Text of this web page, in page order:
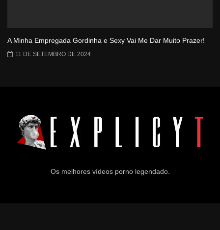
A Minha Empregada Gordinha e Sexy Vai Me Dar Muito Prazer!
11 DE SETEMBRO DE 2024
Os melhores vídeos porno legendado.